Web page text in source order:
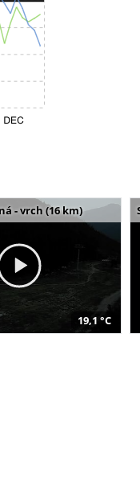
- vrch (16 km)
19,1 °C